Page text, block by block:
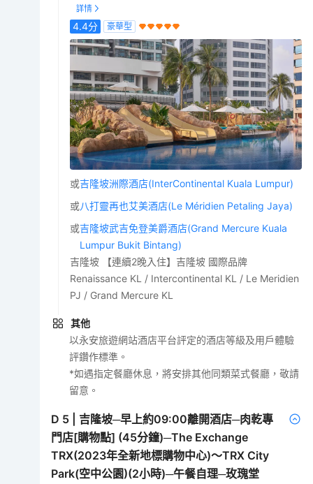
4.4分 豪華型
或吉隆坡洲際酒店(InterContinental Kuala Lumpur)
或八打靈再也艾美酒店(Le Méridien Petaling Jaya)
或吉隆坡武吉免登美爵酒店(Grand Mercure Kuala
Lumpur Bukit Bintang)
吉隆坡 【連續2晚入住】吉隆坡 國際品牌
Renaissance KL / Intercontinental KL / Le Meridien
PJ / Grand Mercure KL
其他
以永安旅遊網站酒店平台評定的酒店等級及用戶體驗
評鑽作標準。
*如遇指定餐廳休息，將安排其他同類菜式餐廳，敬請
留意。
D 5
吉隆坡─早上約09:00離開酒店─肉乾專
門店[購物點] (45分鐘)─The Exchange
TRX(2023年全新地標購物中心)～TRX City
Park(空中公園)(2小時)─午餐自理─玫瑰堂